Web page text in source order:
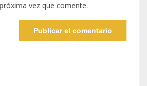
vez que comente.